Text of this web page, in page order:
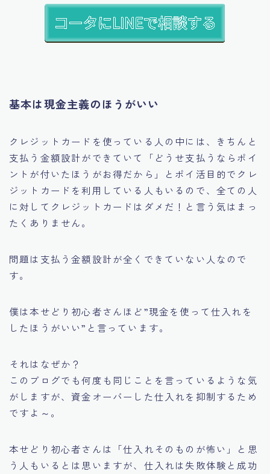
基本は現金主義のほうがいい
クレジットカードを使っている人の中には、きちんと
支払う金額設計ができていて
「どうせ支払うならポイ
ントが付いたほうがお得だから」
とポイ活目的でクレ
ジットカードを利用している人もいるので、全ての人
に対してクレジットカードはダメだ！と言う気はまっ
たくありません。
問題は支払う金額設計が全くできていない人なので
す。
僕は本せどり初心者さんほど”現金を使って仕入れを
したほうがいい” と言っています。
それはなぜか？
このブログでも何度も同じことを言っているような気
がしますが、資金オーバーした仕入れを抑制するため
ですよ～。
本せどり初心者さんは 「仕入れそのものが怖い」
と思
う人もいるとは思いますが、仕入れは失敗体験と成功